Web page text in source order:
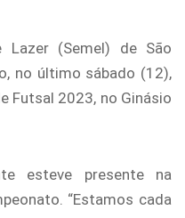
(Semel) de São
no último sábado (12),
Futsal 2023, no Ginásio
esteve presente na
“Estamos cada